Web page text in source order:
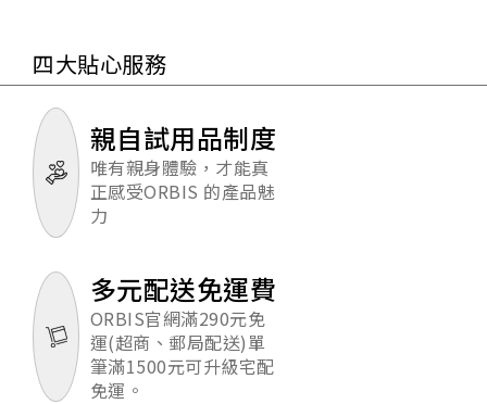
四大貼心服務
親自試用品制度
唯有親身體驗，才能真
正感受ORBIS 的產品魅
力
多元配送免運費
ORBIS官網滿290元免
運(超商、郵局配送)單
筆滿1500元可升級宅配
免運。